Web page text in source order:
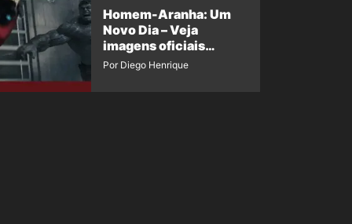
Homem-Aranha: Um
Novo Dia – Veja
imagens oficiais
descartadas do Hulk
Por Diego Henrique